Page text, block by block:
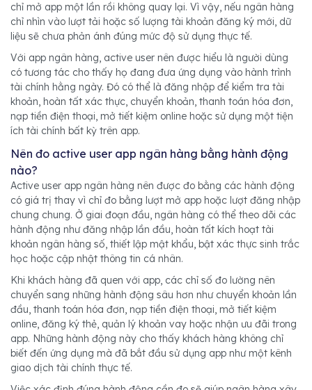
chỉ mở app một lần rồi không quay lại. Vì vậy, nếu ngân hàng
chỉ nhìn vào lượt tải hoặc số lượng tài khoản đăng ký mới, dữ
liệu sẽ chưa phản ánh đúng mức độ sử dụng thực tế.
Với app ngân hàng, active user nên được hiểu là người dùng
có tương tác cho thấy họ đang đưa ứng dụng vào hành trình
tài chính hằng ngày. Đó có thể là đăng nhập để kiểm tra tài
khoản, hoàn tất xác thực, chuyển khoản, thanh toán hóa đơn,
nạp tiền điện thoại, mở tiết kiệm online hoặc sử dụng một tiện
ích tài chính bất kỳ trên app.
Nên đo active user app ngân hàng bằng hành động
nào?
Active user app ngân hàng nên được đo bằng các hành động
có giá trị thay vì chỉ đo bằng lượt mở app hoặc lượt đăng nhập
chung chung. Ở giai đoạn đầu, ngân hàng có thể theo dõi các
hành động như đăng nhập lần đầu, hoàn tất kích hoạt tài
khoản ngân hàng số, thiết lập mật khẩu, bật xác thực sinh trắc
học hoặc cập nhật thông tin cá nhân.
Khi khách hàng đã quen với app, các chỉ số đo lường nên
chuyển sang những hành động sâu hơn như chuyển khoản lần
đầu, thanh toán hóa đơn, nạp tiền điện thoại, mở tiết kiệm
online, đăng ký thẻ, quản lý khoản vay hoặc nhận ưu đãi trong
app. Những hành động này cho thấy khách hàng không chỉ
biết đến ứng dụng mà đã bắt đầu sử dụng app như một kênh
giao dịch tài chính thực tế.